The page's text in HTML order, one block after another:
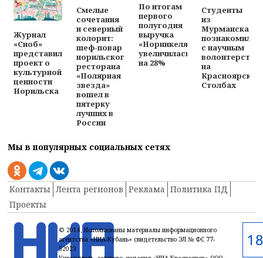
Журнал
«Сноб»
представил
проект о
культурной
ценности
Норильска
Смелые
сочетания
и северный
колорит:
шеф-повар
норильского
ресторана
«Полярная
звезда»
вошел в
пятерку
лучших в
России
По итогам
первого
полугодия
выручка
«Норникеля»
увеличилась
на 28%
Студенты
из
Мурманска
с научным
на
Красноярских
Столбах
Мы в популярных социальных сетях
Контакты Лента регионов Реклама Политика ПД
Проекты
© 2014, Использованы материалы информационного
агентства «НИА-Кубань» свидетельство ЭЛ № ФС 77-
52023